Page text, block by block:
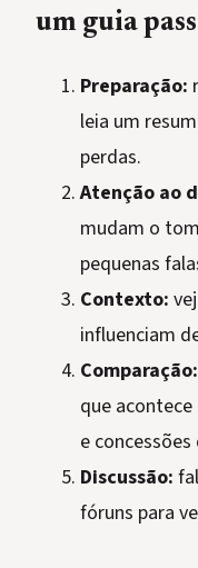
um guia
Preparação:
leia um
perdas.
Atenção ao
mudam o
pequenas
Contexto:
influenciam
Comparação:
que
e
Discussão:
fóruns para